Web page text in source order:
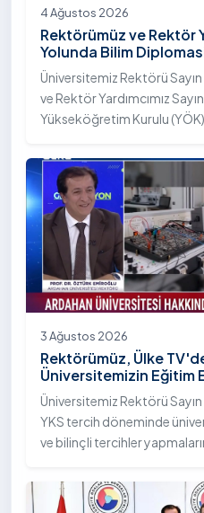
4 Ağustos 2026
Rektörümüz ve Rektör
Yolunda Bilim
Toplantısına Katıldı
Üniversitemiz Rektörü
ve Rektör Yardımcımız
Yükseköğretim Kurulu
Bilim Diplomasisi: Akademi
katıldı.
3 Ağustos 2026
Rektörümüz, Ülke
Üniversitemizin Eğitim
Sunduğu Nitelikli
Üniversitemiz Rektörü
YKS tercih döneminde
ve bilinçli tercihler
çeşitliliğini ve nitelikli
ekranlarında yayımlanan